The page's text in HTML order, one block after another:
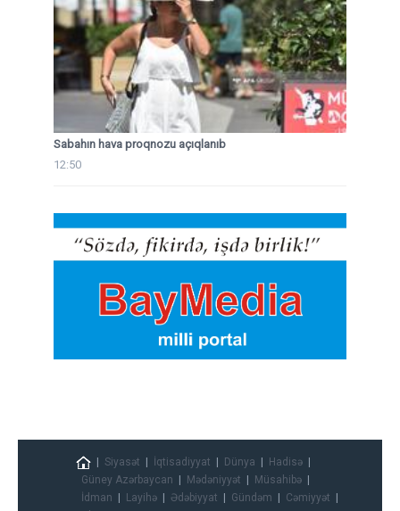
Sabahın hava proqnozu açıqlanıb
12:50
Siyasət İqtisadiyyat Dünya
Hadisə
Güney Azərbaycan
Mədəniyyət
Müsahibə
İdman
Layihə Ədəbiyyat Gündəm
Cəmiyyət